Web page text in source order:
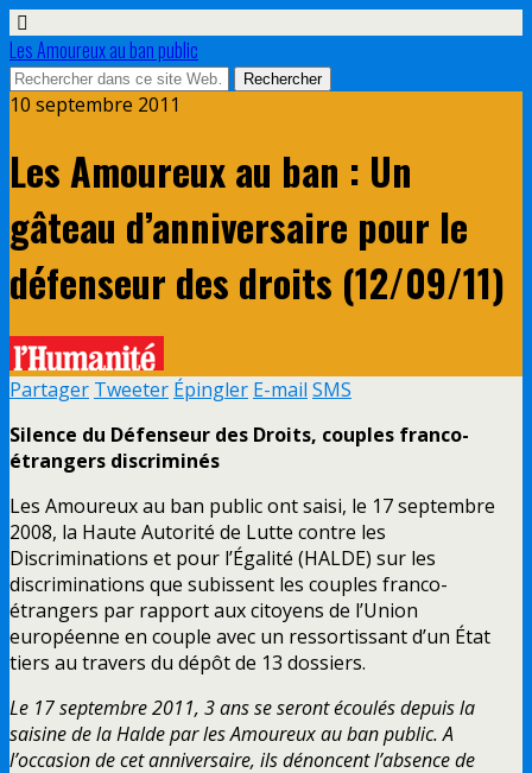
Les Amoureux au ban public
10 septembre 2011
Les Amoureux au ban : Un
gâteau d’anniversaire pour le
défenseur des droits (12/09/11)
Partager Tweeter Épingler E-mail SMS
Silence du Défenseur des Droits, couples franco-
étrangers discriminés
Les Amoureux au ban public ont saisi, le 17 septembre
2008, la Haute Autorité de Lutte contre les
Discriminations et pour l’Égalité (HALDE) sur les
discriminations que subissent les couples franco-
étrangers par rapport aux citoyens de l’Union
européenne en couple avec un ressortissant d’un État
tiers au travers du dépôt de 13 dossiers.
Le 17 septembre 2011, 3 ans se seront écoulés depuis la
saisine de la Halde par les Amoureux au ban public. A
l’occasion de cet anniversaire, ils dénoncent l’absence de